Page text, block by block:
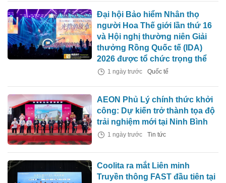
Đại hội Bảo hiểm Nhân thọ
người Hoa Thế giới lần thứ 16
và Hội nghị thường niên Giải
thưởng Rồng Quốc tế (IDA)
2026 được tổ chức trọng thể
1 ngày trước Quốc tế
AEON Phủ Lý chính thức khởi
công: Dự kiến trở thành tọa độ
trải nghiệm mới tại Ninh Bình
1 ngày trước Tin tức
Coolita ra mắt Liên minh
Truyền thông FAST đầu tiên tại